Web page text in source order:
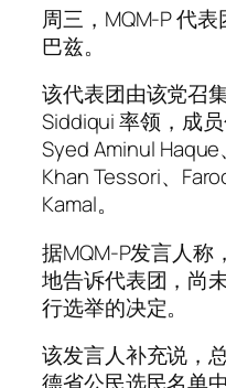
周三，MQM-P 代
巴兹。
该代表团由该党召
Siddiqui 率领，成
Syed Aminul
Khan Tessori、
Kamal。
据MQM-P发言人称
地告诉代表团，尚
行选举的决定。
该发言人补充说，